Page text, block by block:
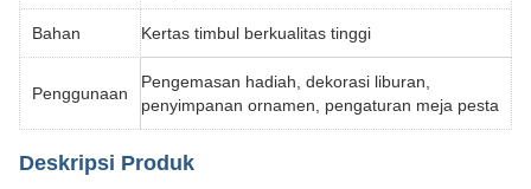
Bahan Kertas timbul berkualitas tinggi
Penggunaan
Pengemasan hadiah, dekorasi liburan,
penyimpanan ornamen, pengaturan meja pesta
Deskripsi Produk